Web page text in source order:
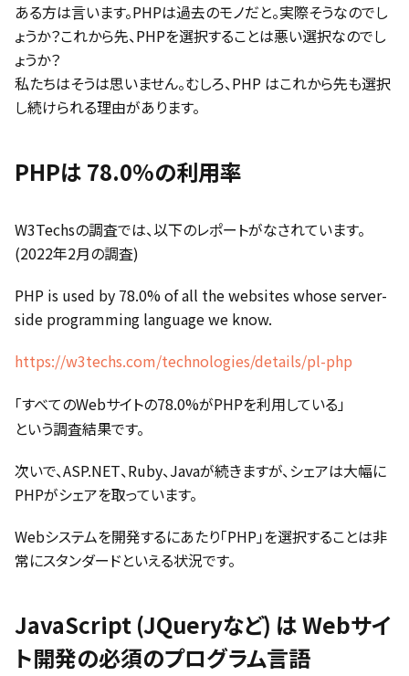
ある方は言います。PHPは過去のモノだと。実際そうなのでし
ょうか？これから先、PHPを選択することは悪い選択なのでし
ょうか？
私たちはそうは思いません。むしろ、PHP はこれから先も選択
し続けられる理由があります。
PHPは 78.0%の利用率
W3Techsの調査では、以下のレポートがなされています。
(2022年2月の調査)
PHP is used by 78.0% of all the websites whose server-
side programming language we know.
https://w3techs.com/technologies/details/pl-php
「すべてのWebサイトの78.0%がPHPを利用している」
という調査結果です。
次いで、ASP.NET、Ruby、Javaが続きますが、シェアは大幅に
PHPがシェアを取っています。
Webシステムを開発するにあたり「PHP」を選択することは非
常にスタンダードといえる状況です。
JavaScript (JQueryなど) は Webサイ
ト開発の必須のプログラム言語